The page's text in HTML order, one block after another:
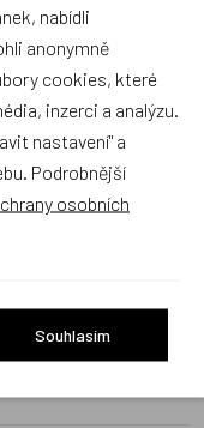
v poradně
Provozovatel
neschvaluje ani
nabídli
anonymně
cookies, které
inzerci a analýzu.
nastavení" a
Podrobnější
osobních
Souhlasím